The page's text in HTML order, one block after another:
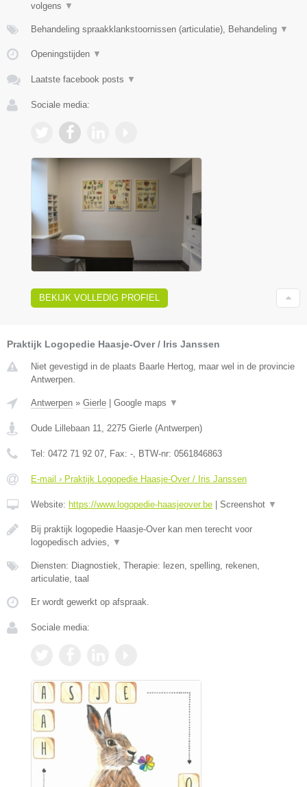
volgens ▼
Behandeling spraakklankstoornissen (articulatie), Behandeling ▼
Openingstijden ▼
Laatste facebook posts ▼
Sociale media:
BEKIJK VOLLEDIG PROFIEL
Praktijk Logopedie Haasje-Over / Iris Janssen
Niet gevestigd in de plaats Baarle Hertog, maar wel in de provincie
Antwerpen.
Antwerpen » Gierle | Google maps ▼
Oude Lillebaan 11 2275 Gierle (Antwerpen)
Tel: 0472 71 92 07 , Fax: - , BTW-nr: 0561846863
E-mail › Praktijk Logopedie Haasje-Over / Iris Janssen
Website: https://www.logopedie-haasjeover.be | Screenshot ▼
Bij praktijk logopedie Haasje-Over kan men terecht voor
logopedisch advies,
▼
Diensten: Diagnostiek, Therapie: lezen, spelling, rekenen,
articulatie, taal
Er wordt gewerkt op afspraak.
Sociale media: